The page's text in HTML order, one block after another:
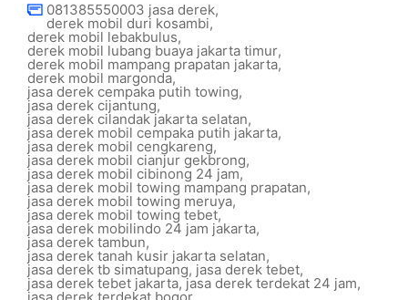
081385550003 jasa derek,
derek mobil duri kosambi,
derek mobil lebakbulus,
derek mobil lubang buaya jakarta timur,
derek mobil mampang prapatan jakarta,
derek mobil margonda,
jasa derek cempaka putih towing,
jasa derek cijantung,
jasa derek cilandak jakarta selatan,
jasa derek mobil cempaka putih jakarta,
jasa derek mobil cengkareng,
jasa derek mobil cianjur gekbrong,
jasa derek mobil cibinong 24 jam,
jasa derek mobil towing mampang prapatan,
jasa derek mobil towing meruya,
jasa derek mobil towing tebet,
jasa derek mobilindo 24 jam jakarta,
jasa derek tambun,
jasa derek tanah kusir jakarta selatan,
jasa derek tb simatupang, jasa derek tebet,
jasa derek tebet jakarta,jasa derek terdekat 24 jam,